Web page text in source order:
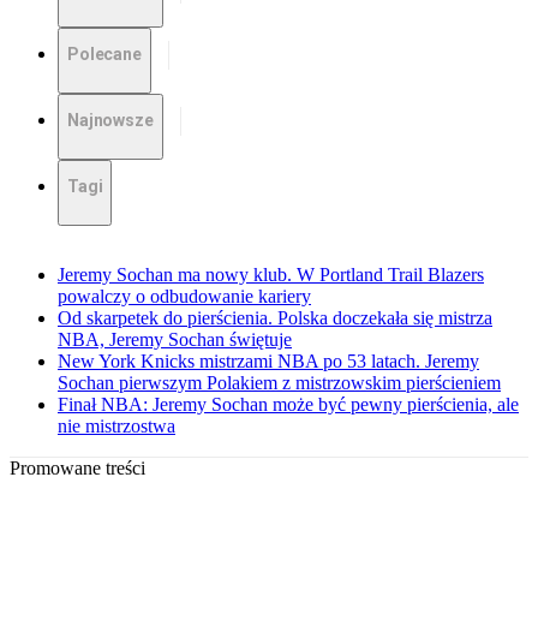
Polecane
Najnowsze
Tagi
Jeremy Sochan ma nowy klub. W Portland Trail Blazers
powalczy o odbudowanie kariery
Od skarpetek do pierścienia. Polska doczekała się mistrza
NBA, Jeremy Sochan świętuje
New York Knicks mistrzami NBA po 53 latach. Jeremy
Sochan pierwszym Polakiem z mistrzowskim pierścieniem
Finał NBA: Jeremy Sochan może być pewny pierścienia, ale
nie mistrzostwa
Promowane treści